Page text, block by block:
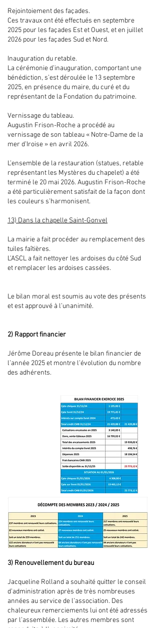
Rejointoiement des façades.
Ces travaux ont été effectués en septembre
2025 pour les façades Est et Ouest, et en juillet
2026 pour les façades Sud et Nord.
Inauguration du retable.
La cérémonie d’inauguration, comportant une
bénédiction, s’est déroulée le 13 septembre
2025, en présence du maire, du curé et du
représentant de la Fondation du patrimoine.
Vernissage du tableau.
Augustin Frison-Roche a procédé au
vernissage de son tableau « Notre-Dame de la
mer d’Iroise » en avril 2026.
L’ensemble de la restauration (statues, retable
représentant les Mystères du chapelet) a été
terminé le 20 mai 2026. Augustin Frison-Roche
a été particulièrement satisfait de la façon dont
les couleurs s’harmonisent.
13) Dans la chapelle Saint-Gonvel
La mairie a fait procéder au remplacement des
tuiles faîtières.
L’ASCL a fait nettoyer les ardoises du côté Sud
et remplacer les ardoises cassées.
Le bilan moral est soumis au vote des présents
et est approuvé à l’unanimité.
2) Rapport financier
Jérôme Doreau présente le bilan financier de
l’année 2025 et montre l’évolution du nombre
des adhérents.
Les comptes sont approuvés à l’unanimité des
participants.
3) Renouvellement du bureau
Jacqueline Rolland a souhaité quitter le conseil
d’administration après de très nombreuses
années au service de l’association. Des
chaleureux remerciements lui ont été adressés
par l’assemblée. Les autres membres sont